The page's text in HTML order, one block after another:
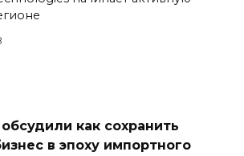
как сохранить
в эпоху импортного